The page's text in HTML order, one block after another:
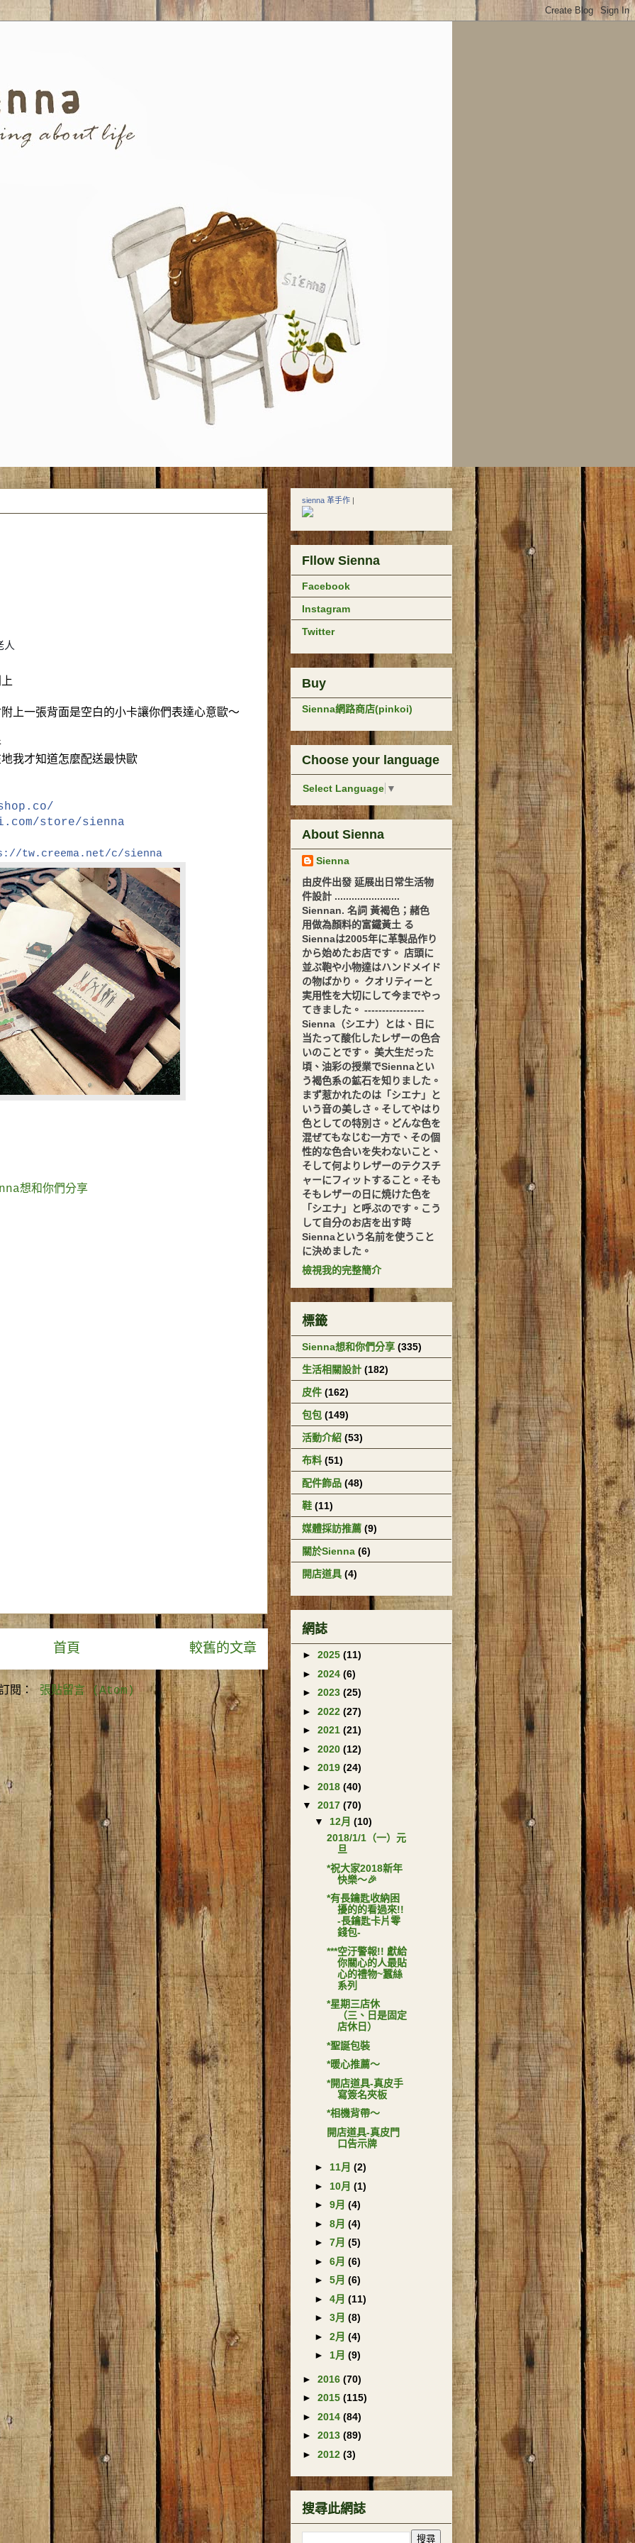
人
上一張背面是空白的小卡讓你們表達心意歐～
我才知道怎麼配送最快歐
store/sienna
tw.creema.net/c/sienna
想和你們分享
較舊的文章
首頁
閱：張貼留言 (Atom)
sienna 革手作 |
Fllow Sienna
Facebook
Instagram
Twitter
Buy
Sienna網路商店(pinkoi)
Choose your language
Select Language ▼
About Sienna
Sienna
由皮件出發 延展出日常生活物
件設計 .......................
Siennan. 名詞 黃褐色；赭色
用做為顏料的富鐵黃土 る
Siennaは2005年に革製品作り
から始めたお店です。 店頭に
並ぶ鞄や小物達はハンドメイド
の物ばかり。 クオリティーと
実用性を大切にして今までやっ
てきました。 -----------------
Sienna（シエナ）とは、日に
当たって酸化したレザーの色合
いのことです。 美大生だった
頃、油彩の授業でSiennaとい
う褐色系の鉱石を知りました。
まず惹かれたのは「シエナ」と
いう音の美しさ。そしてやはり
色としての特別さ。どんな色を
混ぜてもなじむ一方で、その個
性的な色合いを失わないこと、
そして何よりレザーのテクスチ
ャーにフィットすること。そも
そもレザーの日に焼けた色を
「シエナ」と呼ぶのです。こう
して自分のお店を出す時
Siennaという名前を使うこと
に決めました。
檢視我的完整簡介
標籤
Sienna想和你們分享 (335)
生活相關設計 (182)
皮件 (162)
包包 (149)
活動介紹 (53)
布料 (51)
配件飾品 (48)
鞋 (11)
媒體採訪推薦 (9)
關於Sienna (6)
開店道具 (4)
網誌
► 2025 (11)
► 2024 (6)
► 2023 (25)
► 2022 (27)
► 2021 (21)
► 2020 (12)
► 2019 (24)
► 2018 (40)
▼ 2017 (70)
▼ 12月 (10)
2018/1/1（一）元
旦
*祝大家2018新年
快樂～🎉
*有長鑰匙收納困
擾的的看過來!!
-長鑰匙卡片零
錢包-
***空汙警報!! 獻給
你關心的人最貼
心的禮物~蠶絲
系列
*星期三店休
（三、日是固定
店休日）
*聖誕包裝
*暖心推薦～
*開店道具-真皮手
寫簽名夾板
*相機背帶～
開店道具-真皮門
口告示牌
► 11月 (2)
► 10月 (1)
► 9月 (4)
► 8月 (4)
► 7月 (5)
► 6月 (6)
► 5月 (6)
► 4月 (11)
► 3月 (8)
► 2月 (4)
► 1月 (9)
► 2016 (70)
► 2015 (115)
► 2014 (84)
► 2013 (89)
► 2012 (3)
搜尋此網誌